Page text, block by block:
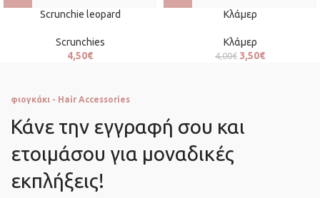
Scrunchie leopard
Scrunchies
4,50€
Κλάμερ
Κλάμερ
4,00€ 3,50€
φιογκάκι - Hair Accessories
Κάνε την εγγραφή σου και
ετοιμάσου για μοναδικές
εκπλήξεις!